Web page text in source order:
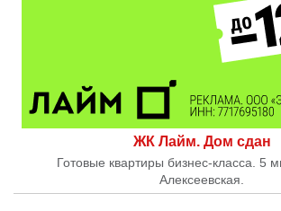
ЖК Лайм. Дом сдан
Готовые квартиры бизнес-класса. 5
Алексеевская.